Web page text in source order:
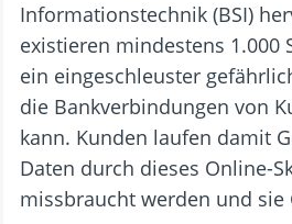
Informationstechnik (BSI)
existieren mindestens 1.000
ein eingeschleuster
die Bankverbindungen von
kann. Kunden laufen damit
Daten durch dieses Online-
missbraucht werden und sie